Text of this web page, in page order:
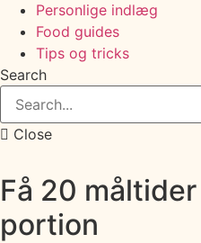
Personlige indlæg
Food guides
Tips og tricks
Search
Close
Få 20
portion